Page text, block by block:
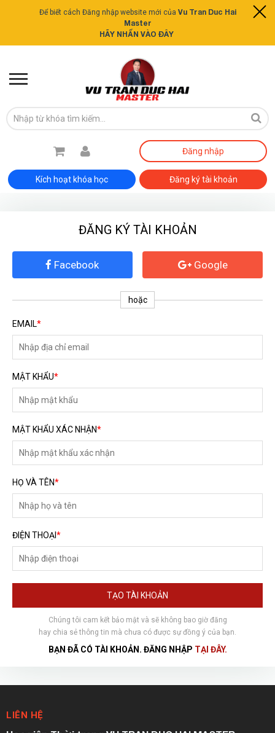
Để biết cách Đăng nhập website mới của Vu Tran Duc Hai
Master
HÃY NHẤN VÀO ĐÂY
Kích hoạt khóa học
Đăng nhập
Đăng ký tài khoản
ĐĂNG KÝ TÀI KHOẢN
Facebook Google
hoặc
EMAIL*
MẬT KHẨU*
MẬT KHẨU XÁC NHẬN*
HỌ VÀ TÊN*
ĐIỆN THOẠI*
TẠO TÀI KHOẢN
Chúng tôi cam kết bảo mật và sẽ không bao giờ đăng
hay chia sẻ thông tin mà chưa có được sự đồng ý của bạn.
BẠN ĐÃ CÓ TÀI KHOẢN. ĐĂNG NHẬP TẠI ĐÂY.
LIÊN HỆ
ĐĂNG KÝ TƯ VẤN MIỄN PHÍ
HOÀN THÀNH
0792666128